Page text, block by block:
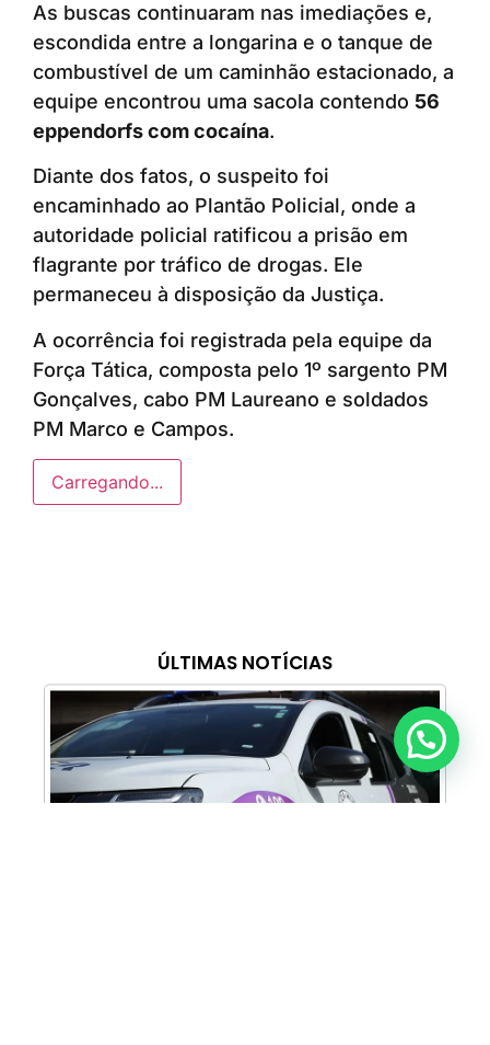
ÚLTIMAS NOTÍCIAS
As buscas continuaram nas imediações e,
escondida entre a longarina e o tanque de
combustível de um caminhão estacionado, a
equipe encontrou uma sacola contendo 56
eppendorfs com cocaína.
Diante dos fatos, o suspeito foi
encaminhado ao Plantão Policial, onde a
autoridade policial ratificou a prisão em
flagrante por tráfico de drogas. Ele
permaneceu à disposição da Justiça.
A ocorrência foi registrada pela equipe da
Força Tática, composta pelo 1º sargento PM
Gonçalves, cabo PM Laureano e soldados
PM Marco e Campos.
Carregando...
Anunciar ou recomendar matéria